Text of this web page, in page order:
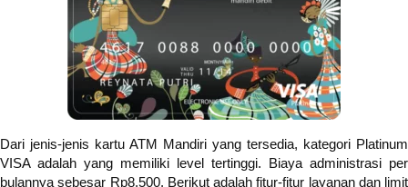
Dari jenis-jenis kartu ATM Mandiri yang tersedia, kategori Platinum
VISA adalah yang memiliki level tertinggi. Biaya administrasi per
bulannya sebesar Rp8.500. Berikut adalah fitur-fitur layanan dan limit